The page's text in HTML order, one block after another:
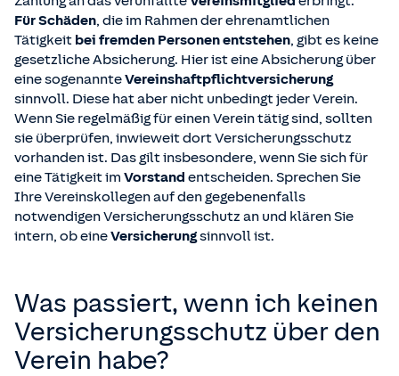
Für Schäden, die im Rahmen der ehrenamtlichen
Tätigkeit bei fremden Personen entstehen, gibt es keine
gesetzliche Absicherung. Hier ist eine Absicherung über
eine sogenannteVereinshaftpflichtversicherung
sinnvoll. Diese hat aber nicht unbedingt jeder Verein.
Wenn Sie regelmäßig für einen Verein tätig sind, sollten
sie überprüfen, inwieweit dort Versicherungsschutz
vorhanden ist. Das gilt insbesondere, wenn Sie sich für
eine Tätigkeit im Vorstand entscheiden. Sprechen Sie
Ihre Vereinskollegen auf den gegebenenfalls
notwendigen Versicherungsschutz an und klären Sie
intern, ob eineVersicherungsinnvoll ist.
Was passiert, wenn ich keinen
Versicherungsschutz über den
Verein habe?